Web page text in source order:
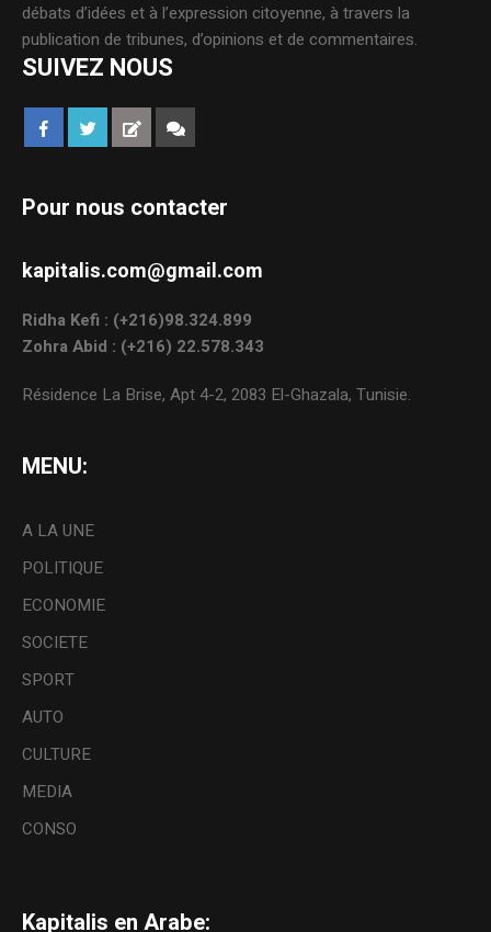
débats d’idées et à l’expression citoyenne, à travers la
publication de tribunes, d’opinions et de commentaires.
SUIVEZ NOUS
Pour nous contacter
kapitalis.com@gmail.com
Ridha Kefi : (+216)98.324.899
Zohra Abid : (+216) 22.578.343
Résidence La Brise, Apt 4-2, 2083 El-Ghazala, Tunisie.
MENU:
A LA UNE
POLITIQUE
ECONOMIE
SOCIETE
SPORT
AUTO
CULTURE
MEDIA
CONSO
Kapitalis en Arabe: